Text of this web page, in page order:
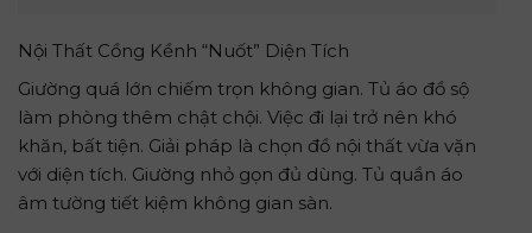
Nội Thất Cồng Kềnh “Nuốt” Diện Tích
Giường quá lớn chiếm trọn không gian. Tủ áo đồ sộ
làm phòng thêm chật chội. Việc đi lại trở nên khó
khăn, bất tiện. Giải pháp là chọn đồ nội thất vừa vặn
với diện tích. Giường nhỏ gọn đủ dùng. Tủ quần áo
âm tường tiết kiệm không gian sàn.